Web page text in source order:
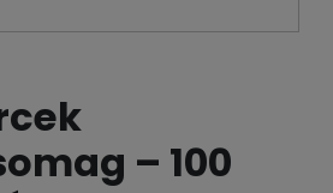
– 100